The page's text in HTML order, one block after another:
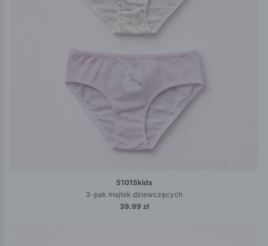
51015kids
3-pak majtek dziewczęcych
39.99 zł